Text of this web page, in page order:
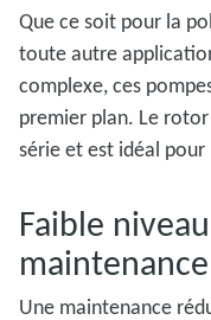
Que ce soit pour la
toute autre
complexe, ces
premier plan. Le
série et est idéal
Faible
Une maintenance